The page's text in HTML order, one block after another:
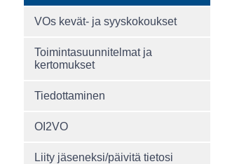
VOs kevät- ja syyskokoukset
Toimintasuunnitelmat ja
kertomukset
Tiedottaminen
OI2VO
Liity jäseneksi/päivitä tietosi